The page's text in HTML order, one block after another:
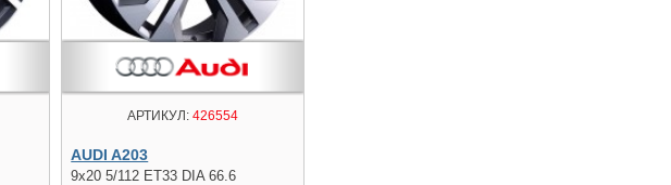
АРТИКУЛ: 426554
AUDI A203
9x20 5/112 ET33 DIA 66.6